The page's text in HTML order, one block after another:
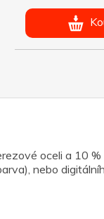
oceli a 10
nebo